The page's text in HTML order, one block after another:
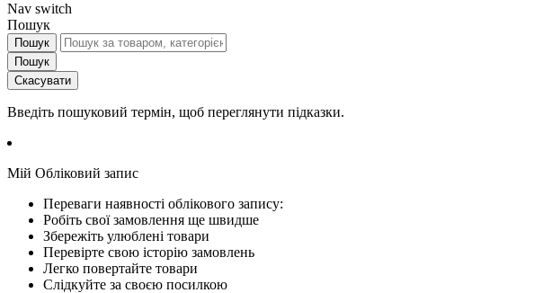
Nav switch
Пошук
Пошук
Пошук
Скасувати
Введіть пошуковий термін, щоб переглянути підказки.
Мій Обліковий запис
Переваги наявності облікового запису:
Робіть свої замовлення ще швидше
Збережіть улюблені товари
Перевірте свою історію замовлень
Легко повертайте товари
Слідкуйте за своєю посилкою